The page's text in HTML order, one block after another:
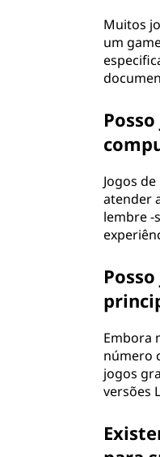
Muitos
um
Jogos
atender
lembre -
Embora
número
jogos
versões